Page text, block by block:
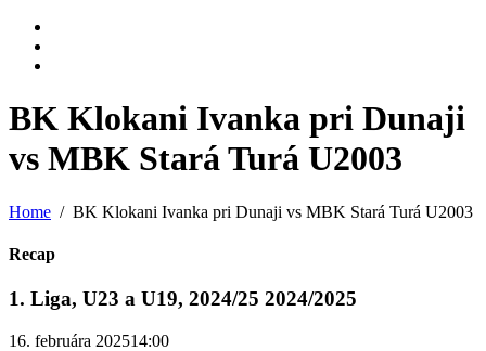
BK Klokani Ivanka pri Dunaji
vs MBK Stará Turá U2003
Home BK Klokani Ivanka pri Dunaji vs MBK Stará Turá U2003
Recap
1. Liga, U23 a U19, 2024/25 2024/2025
16. februára 202514:00